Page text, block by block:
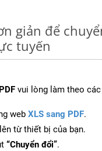
giản để
tuyến
vui lòng làm theo
web XLS sang PDF.
từ thiết bị của bạn.
“Chuyển đổi”.